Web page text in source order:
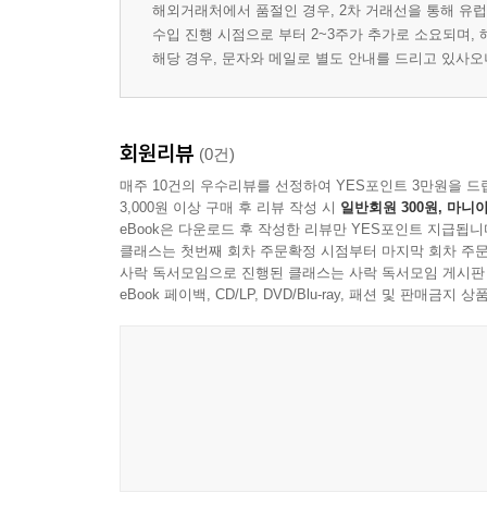
해외거래처에서 품절인 경우, 2차 거래선을 통해 유
수입 진행 시점으로 부터 2~3주가 추가로 소요되며,
해당 경우, 문자와 메일로 별도 안내를 드리고 있사
회원리뷰 (0건)
매주 10건의 우수리뷰를 선정하여 YES포인트 3만원을 드
3,000원 이상 구매 후 리뷰 작성 시 일반회원 300원, 마니
eBook은 다운로드 후 작성한 리뷰만 YES포인트 지급됩니
클래스는 첫번째 회차 주문확정 시점부터 마지막 회차 주
사락 독서모임으로 진행된 클래스는 사락 독서모임 게시
eBook 페이백, CD/LP, DVD/Blu-ray, 패션 및 판매금지 상